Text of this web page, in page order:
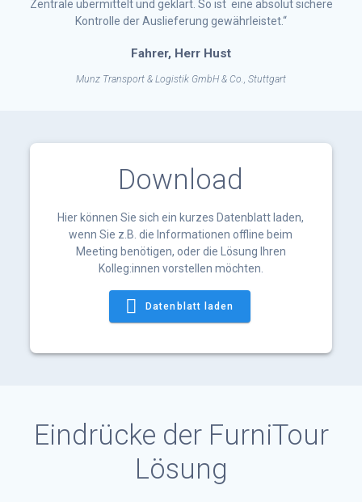
Zentrale übermittelt und geklärt. So ist eine absolut sichere
Kontrolle der Auslieferung gewährleistet.“
Fahrer, Herr Hust
Munz Transport & Logistik GmbH & Co., Stuttgart
Download
Hier können Sie sich ein kurzes Datenblatt laden,
wenn Sie z.B. die Informationen offline beim
Meeting benötigen, oder die Lösung Ihren
Kolleg:innen vorstellen möchten.
Datenblatt laden
Eindrücke der FurniTour
Lösung